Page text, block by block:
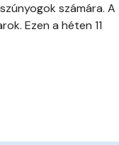
számára. A
Ezen a héten 11